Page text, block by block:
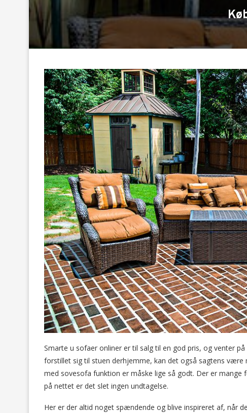
Smarte u sofaer onliner er til salg til en god pris, og venter
forstillet sig til stuen derhjemme, kan det også sagtens
med sovesofa funktion er måske lige så godt. Der er
på nettet er det slet ingen undtagelse.
Her er der altid noget spændende og blive inspireret af, når